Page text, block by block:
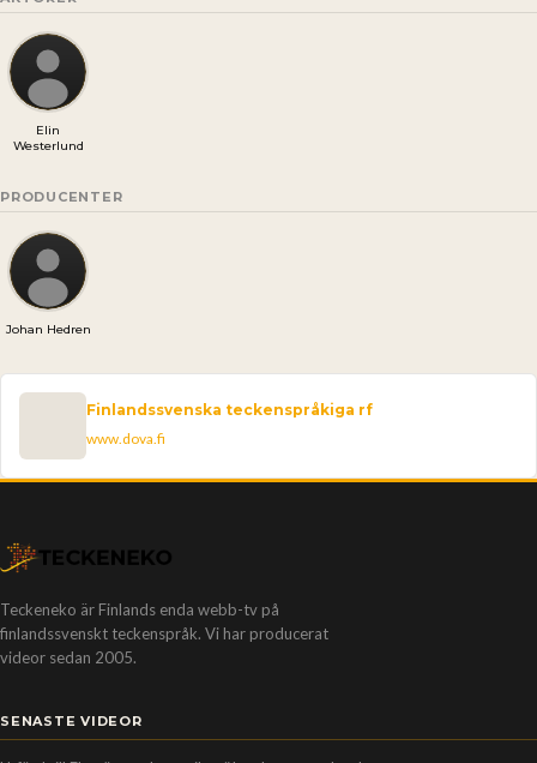
Elin
Westerlund
PRODUCENTER
Johan Hedren
Finlandssvenska teckenspråkiga rf
www.dova.fi
Teckeneko är Finlands enda webb-tv på
finlandssvenskt teckenspråk. Vi har producerat
videor sedan 2005.
SENASTE VIDEOR